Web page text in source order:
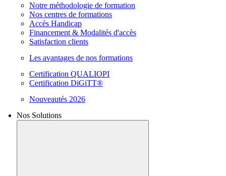
Notre méthodologie de formation
Nos centres de formations
Accès Handicap
Financement & Modalités d'accès
Satisfaction clients
Les avantages de nos formations
Certification QUALIOPI
Certification DiGiTT®
Nouveautés 2026
Nos Solutions